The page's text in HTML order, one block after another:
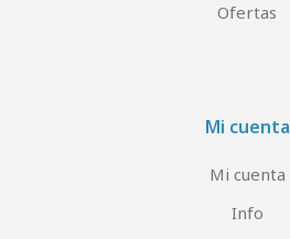
Ofertas
Mi cuenta
Mi cuenta
Info